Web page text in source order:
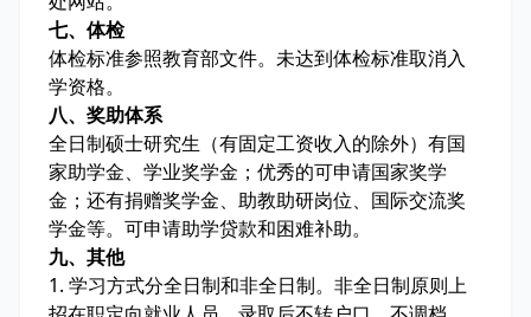
七、体检
体检标准参照教育部文件。未达到体检标准取消入
学资格。
八、奖助体系
全日制硕士研究生（有固定工资收入的除外）有国
家助学金、学业奖学金；优秀的可申请国家奖学
金；还有捐赠奖学金、助教助研岗位、国际交流奖
学金等。可申请助学贷款和困难补助。
九、其他
1. 学习方式分全日制和非全日制。非全日制原则上